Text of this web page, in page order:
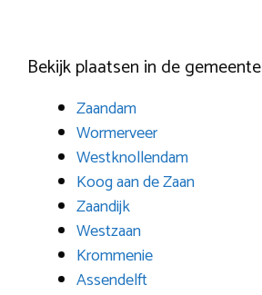
Bekijk plaatsen in de
Zaandam
Wormerveer
Westknollendam
Koog aan de Zaan
Zaandijk
Westzaan
Krommenie
Assendelft